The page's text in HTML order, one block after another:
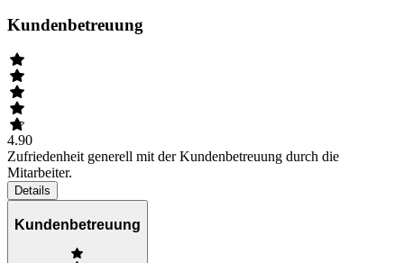
Kundenbetreuung
4.90
Zufriedenheit generell mit der Kundenbetreuung durch die
Mitarbeiter.
Details
Kundenbetreuung